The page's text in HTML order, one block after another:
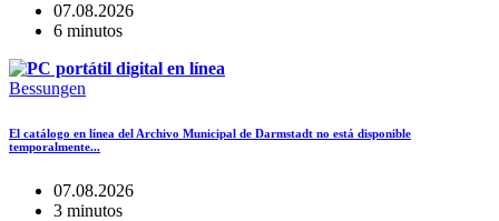
07.08.2026
6 minutos
Bessungen
El catálogo en línea del Archivo Municipal de Darmstadt no está disponible
temporalmente...
07.08.2026
3 minutos